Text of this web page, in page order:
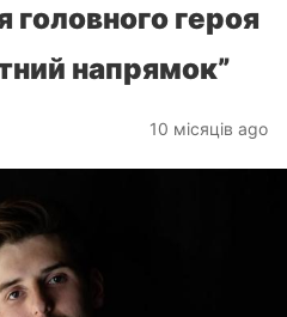
героя
напрямок”
10 місяців ago